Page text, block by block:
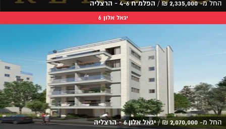
החל מ-2,335,000
₪
/ הפלמ"ח 4-6 - הרצליה
יגאל אלון 6
החל מ- 2,070,000
₪
/יגאל אלון 6 - הרצליה